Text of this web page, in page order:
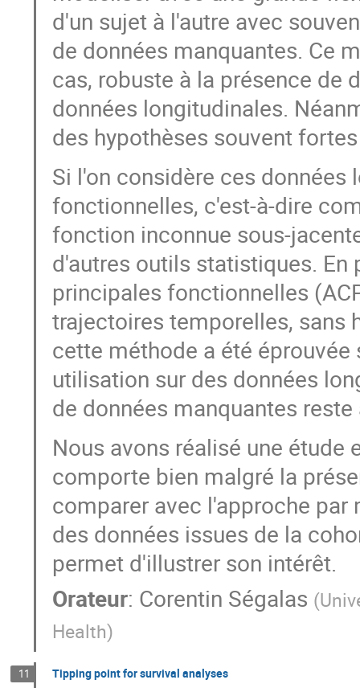
d'un sujet à l'autre avec
de données manquantes. Ce
cas, robuste à la présence de
données longitudinales.
des hypothèses souvent
Si l'on considère ces
fonctionnelles, c'est-à-dire
fonction inconnue sous-
d'autres outils statistiques.
principales fonctionnelles
trajectoires temporelles, sans
cette méthode a été
utilisation sur des données
de données manquantes reste
Nous avons réalisé une étude
comporte bien malgré la
comparer avec l'approche par
des données issues de la
permet d'illustrer son intérêt.
Orateur: Corentin Ségalas (
Health)
11 Tipping point for survival analyses